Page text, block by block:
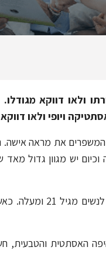
ולאו דווקא
ויופי ולאו
את מראה אישה.
יש מגוון גדול מאד
ניתן להציע את הניתוח בארץ החל
האסתטית והטבעית,